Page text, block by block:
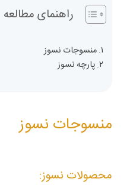
راهنمای مطالعه
منسوجات نسوز
پارچه نسوز
منسوجات نسوز
محصولات نسوز: